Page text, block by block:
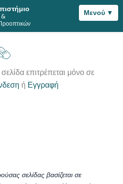
επιτρέπεται μόνο σε
ή Εγγραφή
σελίδας βασίζεται σε
Μενού ▼